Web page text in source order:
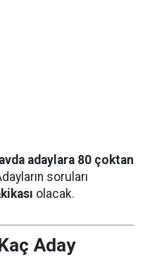
adaylara 80 çoktan
soruları
olacak.
Aday